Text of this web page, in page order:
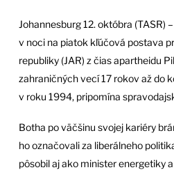
Johannesburg 12. októbra (TASR)
v noci na piatok kľúčová postava
republiky (JAR) z čias apartheidu
zahraničných vecí 17 rokov až do
v roku 1994, pripomína
Botha po väčšinu svojej kariéry
ho označovali za liberálneho
pôsobil aj ako minister energetiky